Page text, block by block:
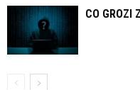
CO GROZI